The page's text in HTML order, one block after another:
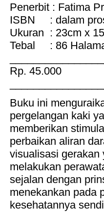
Penerbit : Fatima
ISBN : dalam
Ukuran : 23cm x
Tebal : 86
Rp. 45.000
Buku ini
pergelangan kaki
memberikan
perbaikan aliran
visualisasi gerakan
melakukan
sejalan dengan
menekankan pada
kesehatannya